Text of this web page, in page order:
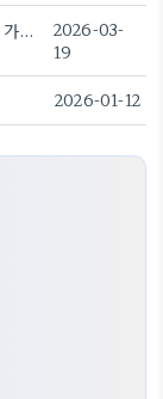
주변맛집에서 만나는 커피숍의 색다른 매력과 탐험 가이드
2026-03-
19
2026-01-12